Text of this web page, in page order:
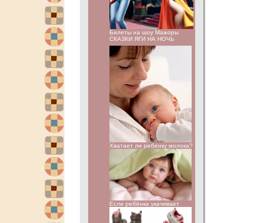
Билеты на шоу Мажоры
СКАЗКИ ЯГИ НА НОЧЬ
Хватает ли ребенку молока?
Если ребёнка укачивает